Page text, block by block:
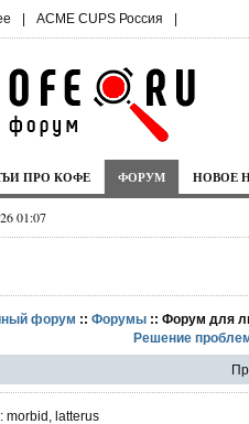
| ACME CUPS Россия |
ПРО КОФЕ ФОРУМ НОВОЕ
01:07
форум :: Форумы:: Форум для
Решение
morbid, latterus